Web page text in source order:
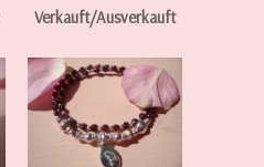
Verkauft/Ausverkauft